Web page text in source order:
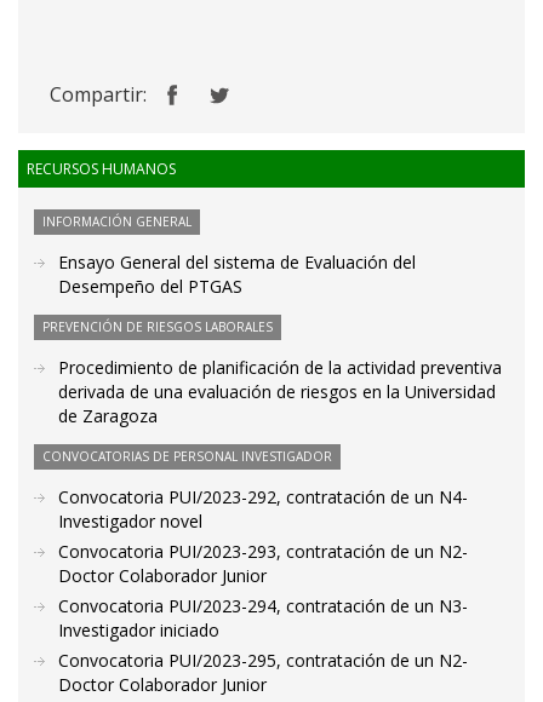
Compartir:
RECURSOS HUMANOS
INFORMACIÓN GENERAL
Ensayo General del sistema de Evaluación del
Desempeño del PTGAS
PREVENCIÓN DE RIESGOS LABORALES
Procedimiento de planificación de la actividad preventiva
derivada de una evaluación de riesgos en la Universidad
de Zaragoza
CONVOCATORIAS DE PERSONAL INVESTIGADOR
Convocatoria PUI/2023-292, contratación de un N4-
Investigador novel
Convocatoria PUI/2023-293, contratación de un N2-
Doctor Colaborador Junior
Convocatoria PUI/2023-294, contratación de un N3-
Investigador iniciado
Convocatoria PUI/2023-295, contratación de un N2-
Doctor Colaborador Junior